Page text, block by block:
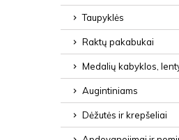
Taupyklės
Raktų pakabukai
Medalių kabyklos,
Augintiniams
Dėžutės ir krepšeliai